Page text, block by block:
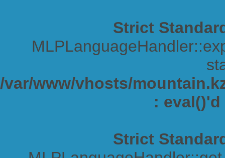
Strict
/var/www/vhosts/
:
Strict